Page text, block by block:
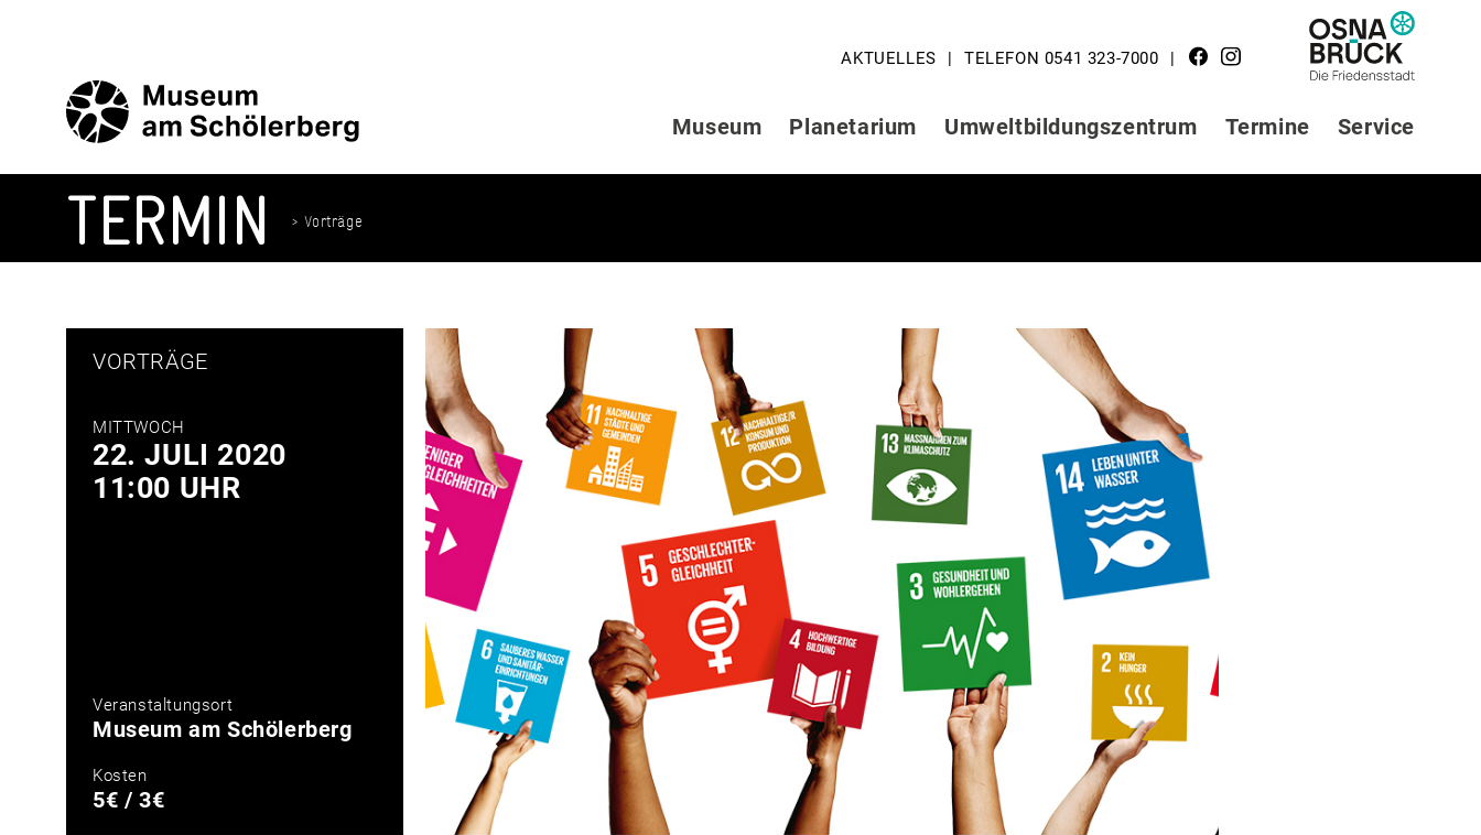
AKTUELLES TELEFON 0541 323-7000
LOGO STADT
OSNABRÜCK
Museum Planetarium Umweltbildungszentrum Termine Service
TERMIN > Vorträge
VORTRÄGE
MITTWOCH
22. JULI 2020
11:00 UHR
Veranstaltungsort
Museum am Schölerberg
Kosten
5€ / 3€